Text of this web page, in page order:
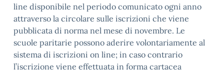
line disponibile nel periodo comunicato ogni anno
attraverso la circolare sulle iscrizioni che viene
pubblicata di norma nel mese di novembre. Le
scuole paritarie possono aderire volontariamente al
sistema di iscrizioni on line; in caso contrario
l’iscrizione viene effettuata in forma cartacea